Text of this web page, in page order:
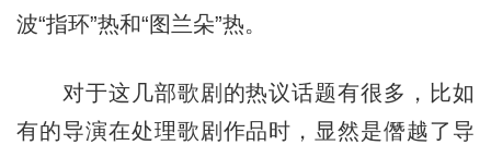
波“指环”热和“图兰朵”热。
对于这几部歌剧的热议话题有很多，比如
有的导演在处理歌剧作品时，显然是僭越了导